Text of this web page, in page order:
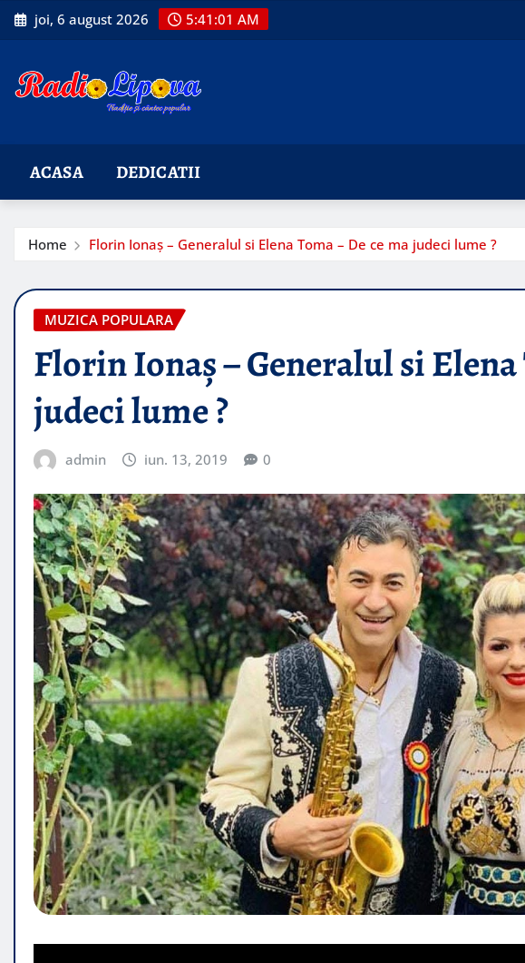
Skip
to
joi, 6 august 2026 5:41:02 AM
ACASA DEDICATII
Home Florin Ionaș – Generalul si Elena Toma – De ce ma judeci lume ?
MUZICA POPULARA
Florin Ionaș – Generalul si Elena
judeci lume ?
admin iun. 13, 2019 0